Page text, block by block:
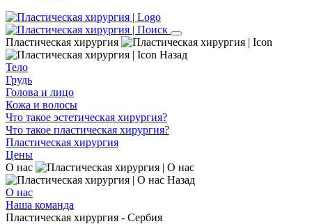
Пластическая хирургия
Назад
Тело
Грудь
Голова и лицо
Кожа и волосы
Что такое эстетическая хирургия?
Что такое пластическая хирургия?
Пластическая хирургия
Цены
О нас
Назад
О нас
Наша команда
Пластическая хирургия - Сербия